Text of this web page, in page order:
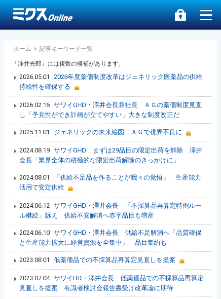
ホーム > 記事キーワード一覧
「澤井光郎」には複数の候補があります。
2026.05.01
2026年度薬価制度改革はジェネリック医薬品の供給
持続性を確保する
2026.02.16 サワイGHD・澤井会長兼社長 ＡＧの薬価制度見直
し「予見性ができ計画が立てやすい」大きな制度改正だ
2025.11.01 ジェネリックの未来絵図 ＡＧで視界不良に
2024.08.19 サワイGHD まずは29品目の限定出荷を解除 澤井
会長「業界全体の積極的な限定出荷解除のきっかけに」
2024.08.01
「供給不足品を作ることが我々の覚悟」 生産能力
活用で安定供給
2024.06.12 サワイGHD・澤井会長 「不採算品再算定特例ルー
ル継続」訴え 供給不安解消へ赤字品目も増産
2024.06.10 サワイGHD・澤井会長 供給不足解消へ「品質確保
と生産能力拡大に経営資源を全集中」 品目集約も
2023.08.01 低薬価品での不採算品再算定見直しを提案
2023.07.04 サワイHD・澤井会長 低薬価品での不採算品再算定
見直しを提案 有識者検討会報告書受け改革論に期待